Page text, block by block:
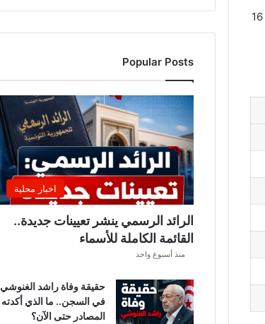
مفتوحة في أوروبا تنقل المنافسات وفق حقوق البث المحلية، ما يجعل عدد القنوات المتابعة للقاء يتجاوز 16
ب
ا
ل
أ
ي
ق
ي
ا
2
2
6
0
2
7
Popular Posts
اخبار محلية
الرائد الرسمي ينشر تعيينات جديدة..
القائمة الكاملة للأسماء
منذ أسبوع واحد
حقيقة وفاة راشد الغنوشي
في السجن.. ما الذي أكدته
المصادر حتى الآن؟